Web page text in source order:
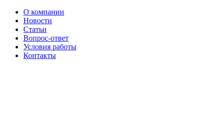
О компании
Новости
Статьи
Вопрос-ответ
Условия работы
Контакты